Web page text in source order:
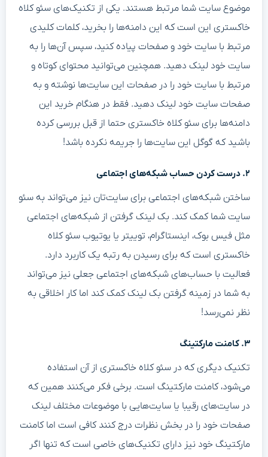
موضوع سایت شما مرتبط هستند. یکی از تکنیک‌های سئو کلاه
خاکستری این است که این دامنه‌ها را بخرید، کلمات کلیدی
مرتبط با سایت خود و صفحات پیاده کنید، سپس آن‌‌ها را به
سایت خود لینک دهید. همچنین می‌توانید محتوای کوتاه و
مرتبط با سایت خود را در صفحات این سایت‌ها نوشته و به
صفحات سایت خود لینک دهید. فقط در هنگام خرید این
دامنه‌ها برای سئو کلاه خاکستری حتما از قبل بررسی کرده
باشید که گوگل این سایت‌ها را جریمه نکرده باشد!
۲. درست کردن حساب شبکه‌های اجتماعی
ساختن شبکه‌های اجتماعی برای سایت‌تان نیز می‌تواند به سئو
سایت شما کمک کند. بک لینک گرفتن از شبکه‌های اجتماعی
مثل فیس بوک، اینستاگرام، توییتر یا یوتیوب سئو کلاه
خاکستری است که برای رسیدن به رتبه یک کاربرد دارد.
فعالیت با حساب‌های شبکه‌های اجتماعی جعلی نیز می‌تواند
به شما در زمینه گرفتن بک لینک کمک کند اما کار اخلاقی به
نظر نمی‌رسد!
۳. کامنت مارکتینگ
تکنیک دیگری که در سئو کلاه خاکستری از آن استفاده
می‌شود، کامنت مارکتینگ است. برخی فکر می‌کنند همین که
در سایت‌های رقیبا یا سایت‌هایی با موضوعات مختلف لینک
صفحات خود را در بخش نظرات درج کنند کافی است اما کامنت
مارکتینگ خود نیز دارای تکنیک‌های خاصی است که تنها اگر